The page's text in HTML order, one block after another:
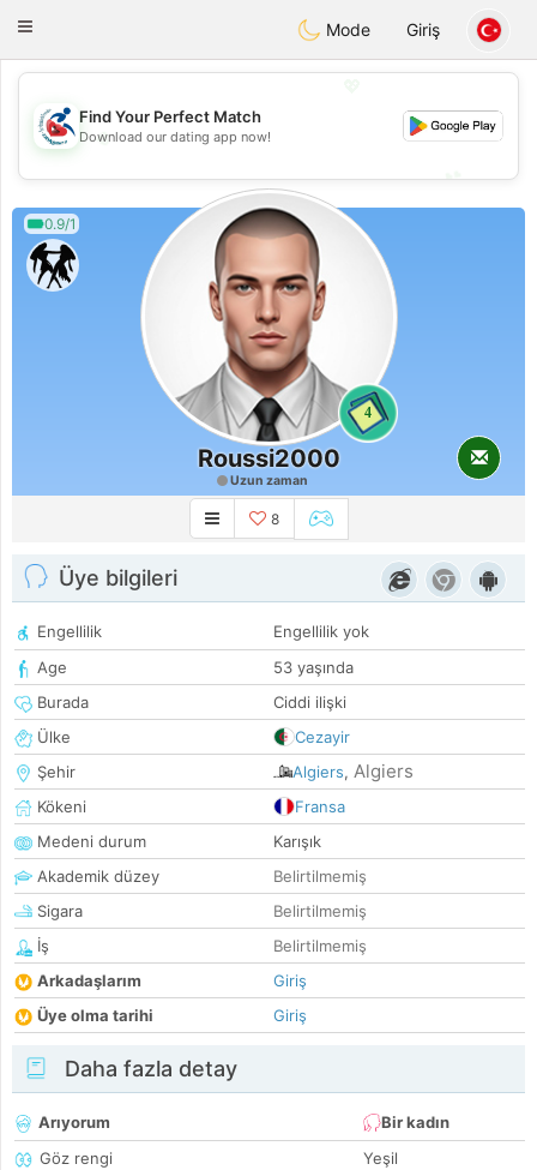
Handi Space
Toggle
Mode Giriş
💖
💕
Find Your Perfect Match
Download our dating app now!
0.9/1
4
Roussi2000
Uzun zaman
8
Üye bilgileri
Engellilik
Engellilik yok
Age
53 yaşında
Burada
Ciddi ilişki
Ülke
Cezayir
Şehir
Algiers, Algiers
Kökeni
Fransa
Medeni durum
Karışık
Akademik düzey
Belirtilmemiş
Sigara
Belirtilmemiş
İş
Belirtilmemiş
Arkadaşlarım
Giriş
Üye olma tarihi
Giriş
Daha fazla detay
Arıyorum
Bir kadın
Göz rengi
Yeşil